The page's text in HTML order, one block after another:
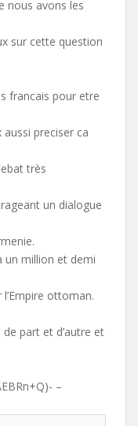
nous avons les
sur cette question
francais pour etre
preciser ca
très
un dialogue
un million et demi
ottoman.
part et d’autre et
–